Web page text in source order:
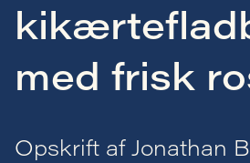
med frisk
Opskrift af Jonathan